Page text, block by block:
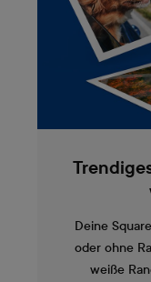
Deine
oder ohne
weiße